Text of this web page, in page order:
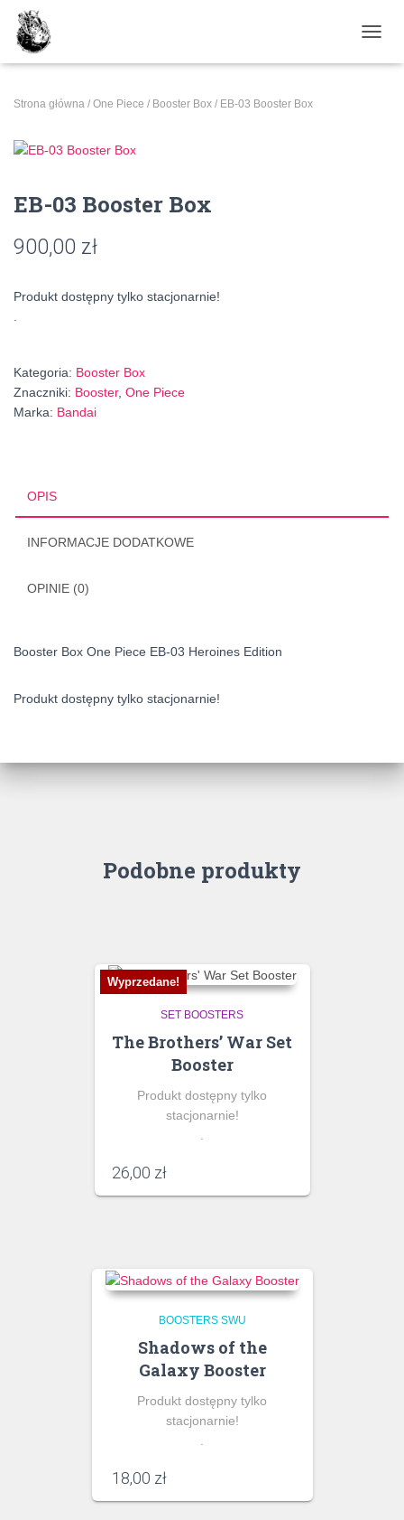
Strona główna / One Piece / Booster Box / EB-03 Booster Box
EB-03 Booster Box
900,00 zł
Produkt dostępny tylko stacjonarnie!
Kategoria: Booster Box
Znaczniki: Booster, One Piece
Marka: Bandai
OPIS
INFORMACJE DODATKOWE
OPINIE (0)
Booster Box One Piece EB-03 Heroines Edition
Produkt dostępny tylko stacjonarnie!
Podobne produkty
Wyprzedane!
SET BOOSTERS
The Brothers’ War Set
Booster
Produkt dostępny tylko
stacjonarnie!
.
26,00 zł
BOOSTERS SWU
Shadows of the
Galaxy Booster
Produkt dostępny tylko
stacjonarnie!
18,00 zł